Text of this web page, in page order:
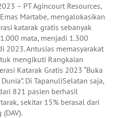
– PT Agincourt Resources,
Martabe, mengalokasikan
katarak gratis sebanyak
mata, menjadi 1.300
2023. Antusias memasyarakat
mengikuti Rangkaian
Katarak Gratis 2023 “Buka
Di TapanuliSelatan saja,
821 pasien berhasil
sekitar 15% berasal dari